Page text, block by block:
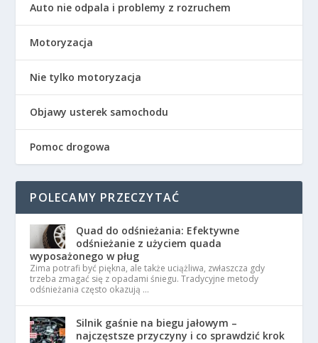
Auto nie odpala i problemy z rozruchem
Motoryzacja
Nie tylko motoryzacja
Objawy usterek samochodu
Pomoc drogowa
POLECAMY PRZECZYTAĆ
Quad do odśnieżania: Efektywne
odśnieżanie z użyciem quada
wyposażonego w pług
Zima potrafi być piękna, ale także uciążliwa, zwłaszcza gdy
trzeba zmagać się z opadami śniegu. Tradycyjne metody
odśnieżania często okazują …
Silnik gaśnie na biegu jałowym –
najczęstsze przyczyny i co sprawdzić krok